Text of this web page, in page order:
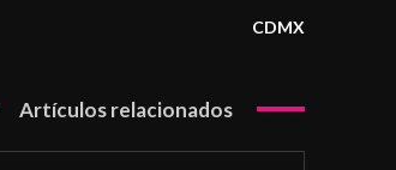
CDMX
Artículos relacionados